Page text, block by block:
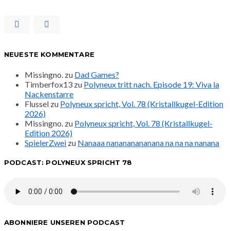
NEUESTE KOMMENTARE
Missingno. zu Dad Games?
Timberfox13 zu Polyneux tritt nach. Episode 19: Viva la
Nackenstarre
Flussel zu Polyneux spricht, Vol. 78 (Kristallkugel-Edition
2026)
Missingno. zu Polyneux spricht, Vol. 78 (Kristallkugel-
Edition 2026)
SpielerZwei zu Nanaaa nanananananana na na na nanana
PODCAST: POLYNEUX SPRICHT 78
ABONNIERE UNSEREN PODCAST